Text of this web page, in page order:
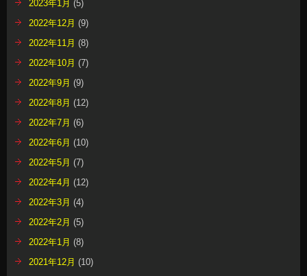
2023年1月 (5)
2022年12月 (9)
2022年11月 (8)
2022年10月 (7)
2022年9月 (9)
2022年8月 (12)
2022年7月 (6)
2022年6月 (10)
2022年5月 (7)
2022年4月 (12)
2022年3月 (4)
2022年2月 (5)
2022年1月 (8)
2021年12月 (10)